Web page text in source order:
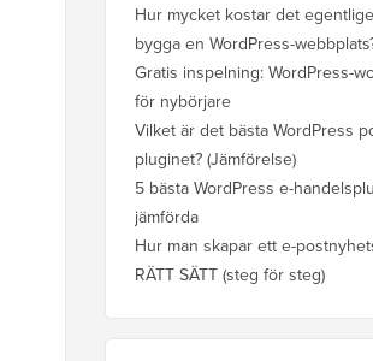
Hur mycket kostar det
bygga en WordPress-
Gratis inspelning: WordPress-
för nybörjare
Vilket är det bästa WordPress
pluginet? (Jämförelse)
5 bästa WordPress e-
jämförda
Hur man skapar ett e-
RÄTT SÄTT (steg för steg)